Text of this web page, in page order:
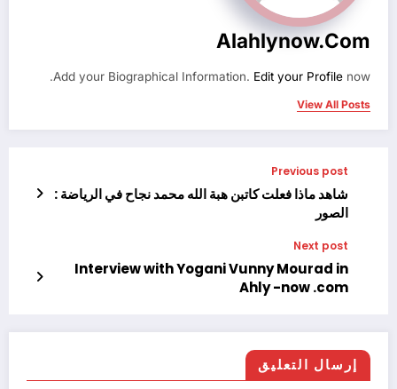
Alahlynow.com
Add your Biographical Information. Edit your Profile now.
View All Posts
Previous post
شاهد ماذا فعلت كاتبن هبة الله محمد نجاح في الرياضة :
الصور
Next post
Interview with Yogani Vunny Mourad in
Ahly -now .com
إرسال التعليق